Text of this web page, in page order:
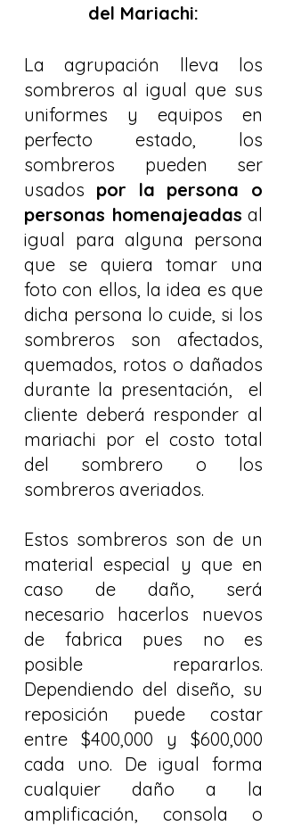
del Mariachi:
La agrupación lleva los
sombreros al igual que sus
uniformes y equipos en
perfecto estado, los
sombreros pueden ser
usados por la persona o
personas homenajeadas al
igual para alguna persona
que se quiera tomar una
foto con ellos, la idea es que
dicha persona lo cuide, si los
sombreros son afectados,
quemados, rotos o dañados
durante la presentación, el
cliente deberá responder al
mariachi por el costo total
del sombrero o los
sombreros averiados.
Estos sombreros son de un
material especial y que en
caso de daño, será
necesario hacerlos nuevos
de fabrica pues no es
posible repararlos.
Dependiendo del diseño, su
reposición puede costar
entre $400,000 y $600,000
cada uno. De igual forma
cualquier daño a la
amplificación, consola o